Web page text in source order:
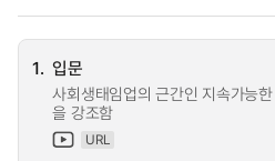
1. 입문
사회생태임업의 근간인 지속가능
을 강조함
URL